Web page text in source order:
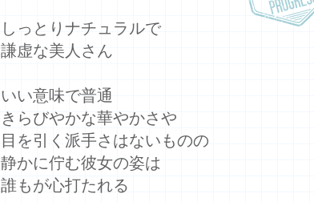
しっとりナチュラルで
謙虚な美人さん
いい意味で普通
きらびやかな華やかさや
目を引く派手さはないものの
静かに佇む彼女の姿は
誰もが心打たれる